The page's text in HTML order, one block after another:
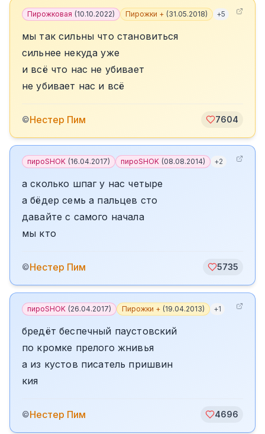
Пирожковая (10.10.2022) Пирожки + (31.05.2018) +5
мы так сильны что становиться
сильнее некуда уже
и всё что нас не убивает
не убивает нас и всё
©️Нестер Пим 7604
пироSHOK (16.04.2017) пироSHOK (08.08.2014) +2
а сколько шпаг у нас четыре
а бёдер семь а пальцев сто
давайте с самого начала
мы кто
©️Нестер Пим 5735
пироSHOK (26.04.2017) Пирожки + (19.04.2013) +1
бредёт беспечный паустовский
по кромке прелого жнивья
а из кустов писатель пришвин
кия
©️Нестер Пим 4696